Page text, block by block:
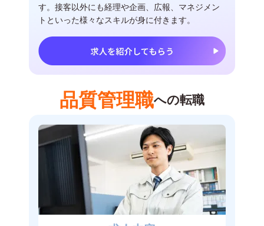
す。接客以外にも経理や企画、広報、マネジメン
トといった様々なスキルが身に付きます。
品質管理職への転職